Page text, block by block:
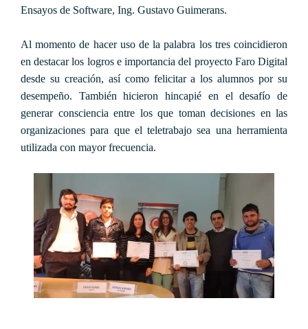
Ensayos de Software, Ing. Gustavo Guimerans.
Al momento de hacer uso de la palabra los tres coincidieron
en destacar los logros e importancia del proyecto Faro Digital
desde su creación, así como felicitar a los alumnos por su
desempeño. También hicieron hincapié en el desafío de
generar consciencia entre los que toman decisiones en las
organizaciones para que el teletrabajo sea una herramienta
utilizada con mayor frecuencia.